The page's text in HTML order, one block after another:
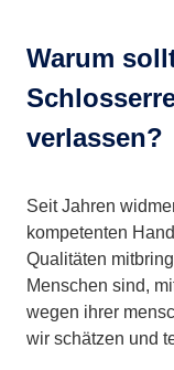
Warum
verlassen?
Seit Jahren
kompetenten
Qualitäten
Menschen sind,
wegen ihrer
wir schätzen und